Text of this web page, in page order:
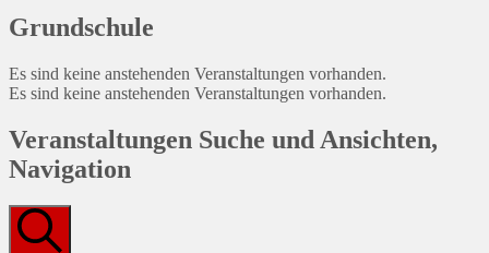
Grundschule
Es sind keine anstehenden Veranstaltungen vorhanden.
Es sind keine anstehenden Veranstaltungen vorhanden.
Veranstaltungen Suche und Ansichten,
Navigation